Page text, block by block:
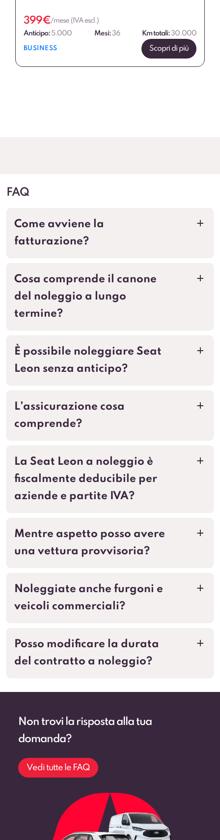
399€/mese (IVA escl.)
Anticipo:5.000 Mesi:36 Km totali:30.000
BUSINESS Scopri di più
FAQ
a
Come avviene la
fatturazione?
a
Cosa comprende il canone
del noleggio a lungo
termine?
a
È possibile noleggiare Seat
Leon senza anticipo?
a
L’assicurazione cosa
comprende?
a
La Seat Leon a noleggio è
fiscalmente deducibile per
aziende e partite IVA?
a
Mentre aspetto posso avere
una vettura provvisoria?
a
Noleggiate anche furgoni e
veicoli commerciali?
a
Posso modificare la durata
del contratto a noleggio?
Non trovi la risposta alla tua
domanda?
Vedi tutte le FAQ